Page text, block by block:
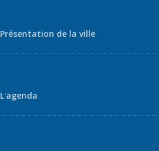
Présentation de la ville
L'agenda